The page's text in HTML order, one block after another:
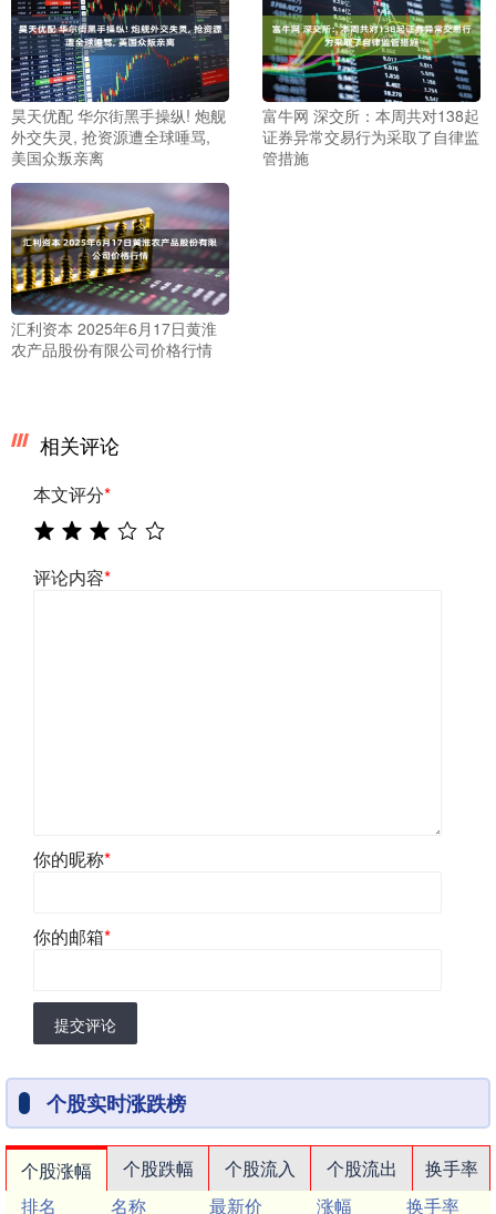
昊天优配 华尔街黑手操纵! 炮舰
外交失灵, 抢资源遭全球唾骂,
美国众叛亲离
富牛网 深交所：本周共对138起
证券异常交易行为采取了自律监
管措施
汇利资本 2025年6月17日黄淮
农产品股份有限公司价格行情
相关评论
本文评分*
评论内容*
你的昵称*
你的邮箱*
提交评论
个股实时涨跌榜
个股涨幅 个股跌幅 个股流入 个股流出
换手率
排名
名称 最新价 涨幅
换手率